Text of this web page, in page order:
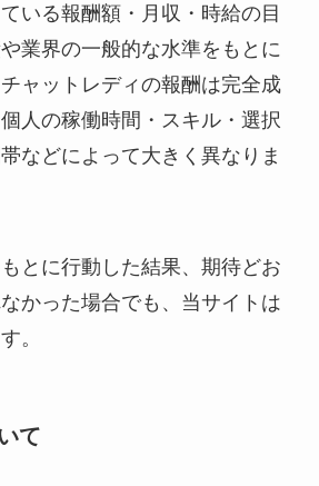
いる報酬額・月収・時給の目
業界の一般的な水準をもとに
ャットレディの報酬は完全成
人の稼働時間・スキル・選択
などによって大きく異なりま
とに行動した結果、期待どお
かった場合でも、当サイトは
。
て